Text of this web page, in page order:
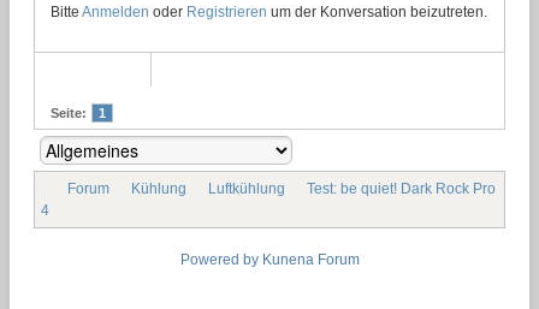
Bitte Anmelden oder Registrieren um der Konversation beizutreten.
Seite: 1
Forum Kühlung Luftkühlung
Test: be quiet! Dark Rock Pro
4
Powered by Kunena Forum